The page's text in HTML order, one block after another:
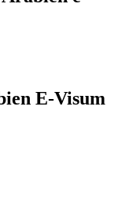
E-Visum